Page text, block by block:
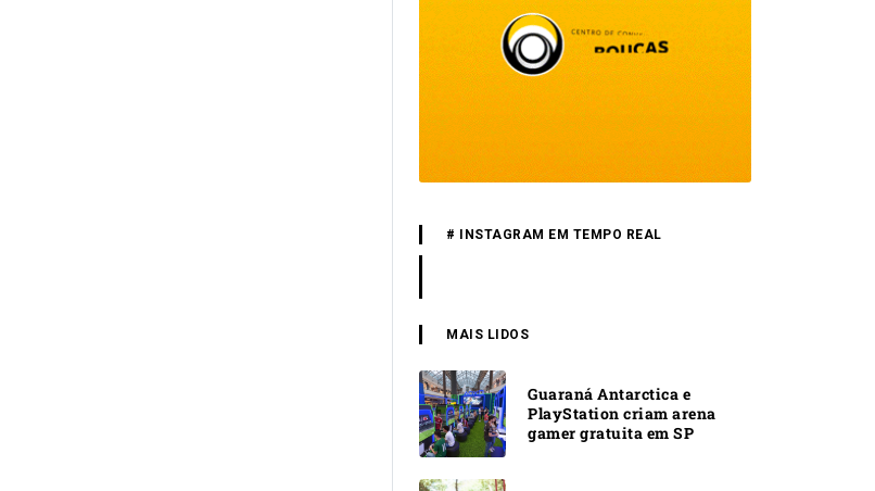
# INSTAGRAM EM TEMPO REAL
MAIS LIDOS
Guaraná Antarctica e
PlayStation criam arena
gamer gratuita em SP